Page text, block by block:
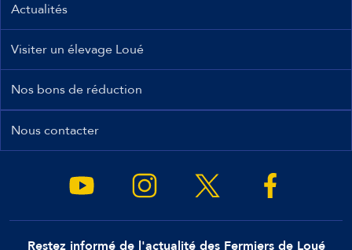
Restez informé de l'actualité des Fermiers de Loué
Actualités
Visiter un élevage Loué
Nos bons de réduction
Nous contacter